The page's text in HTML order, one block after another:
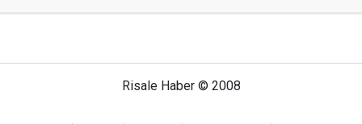
Risale Haber © 2008